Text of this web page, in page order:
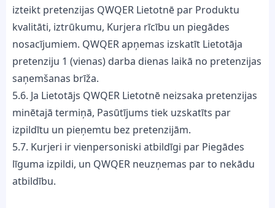
izteikt pretenzijas QWQER Lietotnē par Produktu
kvalitāti, iztrūkumu, Kurjera rīcību un piegādes
nosacījumiem. QWQER apņemas izskatīt Lietotāja
pretenziju 1 (vienas) darba dienas laikā no pretenzijas
saņemšanas brīža.
5.6. Ja Lietotājs QWQER Lietotnē neizsaka pretenzijas
minētajā termiņā, Pasūtījums tiek uzskatīts par
izpildītu un pieņemtu bez pretenzijām.
5.7. Kurjeri ir vienpersoniski atbildīgi par Piegādes
līguma izpildi, un QWQER neuzņemas par to nekādu
atbildību.